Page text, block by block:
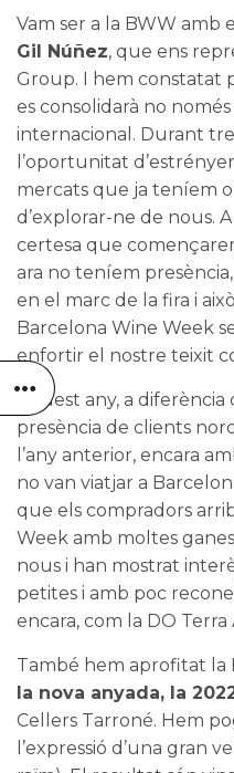
Vam ser a la BWW
Gil Núñez, que ens
Group. I hem constatat
es consolidarà no
internacional. Durant
l’oportunitat
mercats que ja teníem
d’explorar-ne de nous.
certesa que
ara no teníem
en el marc de la fira i
Barcelona Wine Week
enfortir el nostre teixit
Aquest any, a diferència
presència de clients
l’any anterior, encara
no van viatjar a
que els compradors
Week amb moltes
nous i han mostrat
petites i amb poc
encara, com la DO Terra
També hem aprofitat la
la nova anyada, la
Cellers Tarroné. Hem
l’expressió d’una gran